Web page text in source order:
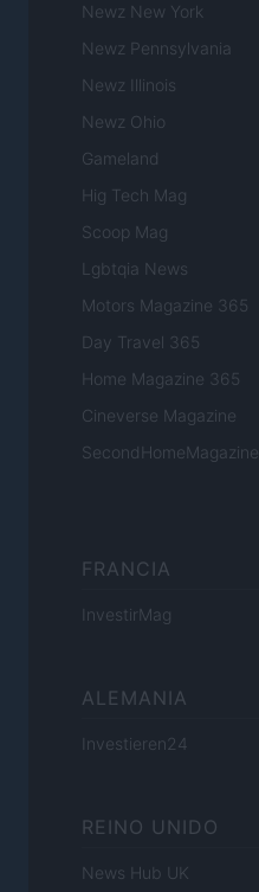
Newz New York
Newz Pennsylvania
Newz Illinois
Newz Ohio
Gameland
Hig Tech Mag
Scoop Mag
Lgbtqia News
Motors Magazine 365
Day Travel 365
Home Magazine 365
Cineverse Magazine
SecondHomeMagazine
FRANCIA
InvestirMag
ALEMANIA
Investieren24
REINO UNIDO
News Hub UK